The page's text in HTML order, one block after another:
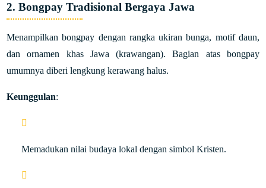
2. Bongpay Tradisional Bergaya Jawa
Menampilkan bongpay dengan rangka ukiran bunga, motif daun,
dan ornamen khas Jawa (krawangan). Bagian atas bongpay
umumnya diberi lengkung kerawang halus.
Keunggulan:
Memadukan nilai budaya lokal dengan simbol Kristen.